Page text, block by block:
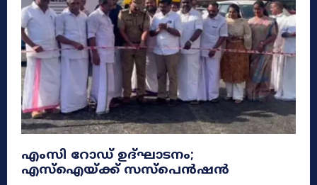
എംസി റോഡ് ഉദ്ഘാടനം;
എസ്ഐയ്ക്ക് സസ്പെൻഷൻ